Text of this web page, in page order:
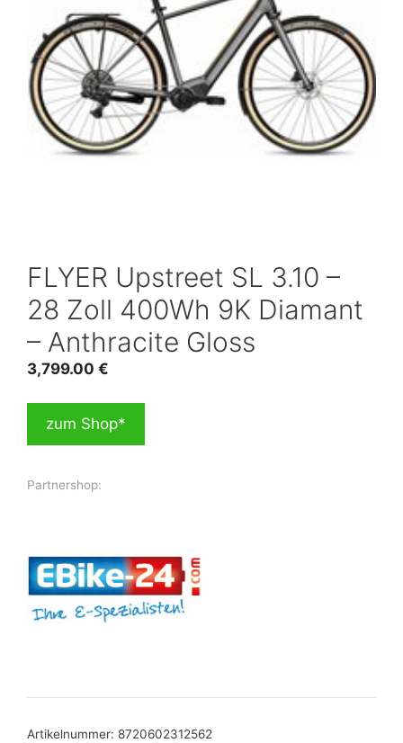
FLYER Upstreet SL 3.10 –
28 Zoll 400Wh 9K Diamant
– Anthracite Gloss
3,799.00 €
zum Shop*
Partnershop:
Artikelnummer: 8720602312562